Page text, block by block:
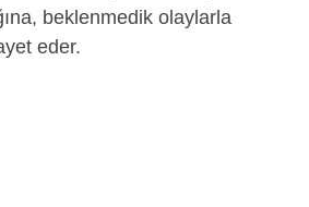
beklenmedik olaylarla
eder.